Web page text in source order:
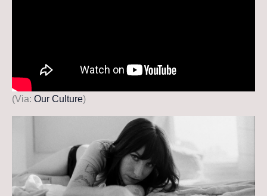
(Via: Our Culture)